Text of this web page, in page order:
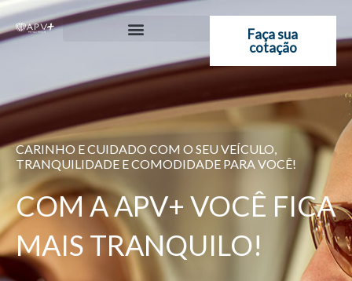
Ir
para
Faça sua
cotação
CARINHO E CUIDADO COM O SEU VEÍCULO,
TRANQUILIDADE E COMODIDADE PARA VOCÊ!
COM A APV+ VOCÊ FICA
MAIS TRANQUILO!